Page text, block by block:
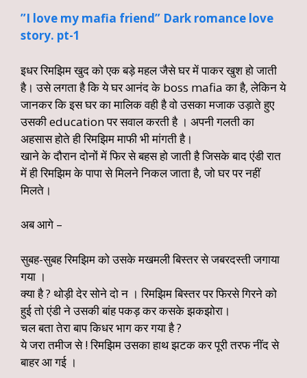
”I love my mafia friend” Dark romance love
story. pt-1
इधर रिमझिम खुद को एक बड़े महल जैसे घर में पाकर खुश हो जाती
है। उसे लगता है कि ये घर आनंद के boss mafia का है, लेकिन ये
जानकर कि इस घर का मालिक वही है वो उसका मजाक उड़ाते हुए
उसकी education पर सवाल करती है । अपनी गलती का
अहसास होते ही रिमझिम माफी भी मांगती है।
खाने के दौरान दोनों में फिर से बहस हो जाती है जिसके बाद एंडी रात
में ही रिमझिम के पापा से मिलने निकल जाता है, जो घर पर नहीं
मिलते।
अब आगे –
सुबह-सुबह रिमझिम को उसके मखमली बिस्तर से जबरदस्ती जगाया
गया ।
क्या है ? थोड़ी देर सोने दो न । रिमझिम बिस्तर पर फिरसे गिरने को
हुई तो एंडी ने उसकी बांह पकड़ कर कसके झकझोरा।
चल बता तेरा बाप किधर भाग कर गया है ?
ये जरा तमीज से ! रिमझिम उसका हाथ झटक कर पूरी तरफ नींद से
बाहर आ गई ।